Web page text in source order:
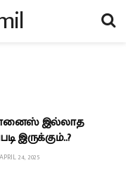
இல்லாத
இருக்கும்..?
APRIL 24, 2025